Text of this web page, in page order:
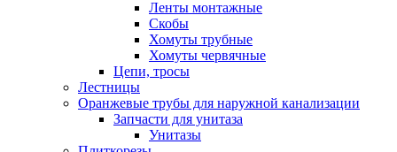
Ленты монтажные
Скобы
Хомуты трубные
Хомуты червячные
Цепи, тросы
Лестницы
Оранжевые трубы для наружной канализации
Запчасти для унитаза
Унитазы